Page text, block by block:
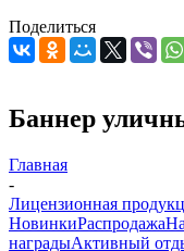
Поделиться
Баннер
Главная
-
Лицензионная
НовинкиРаспродажа
наградыАктивный